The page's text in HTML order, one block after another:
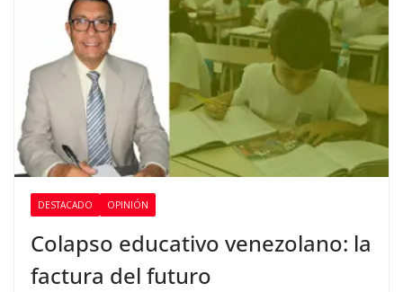
DESTACADO OPINIÓN
Colapso educativo venezolano: la
factura del futuro